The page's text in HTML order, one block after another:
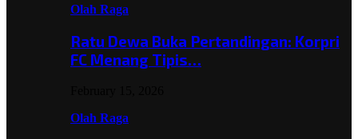
Olah Raga
Ratu Dewa Buka Pertandingan: Korpri
FC Menang Tipis…
Olah Raga